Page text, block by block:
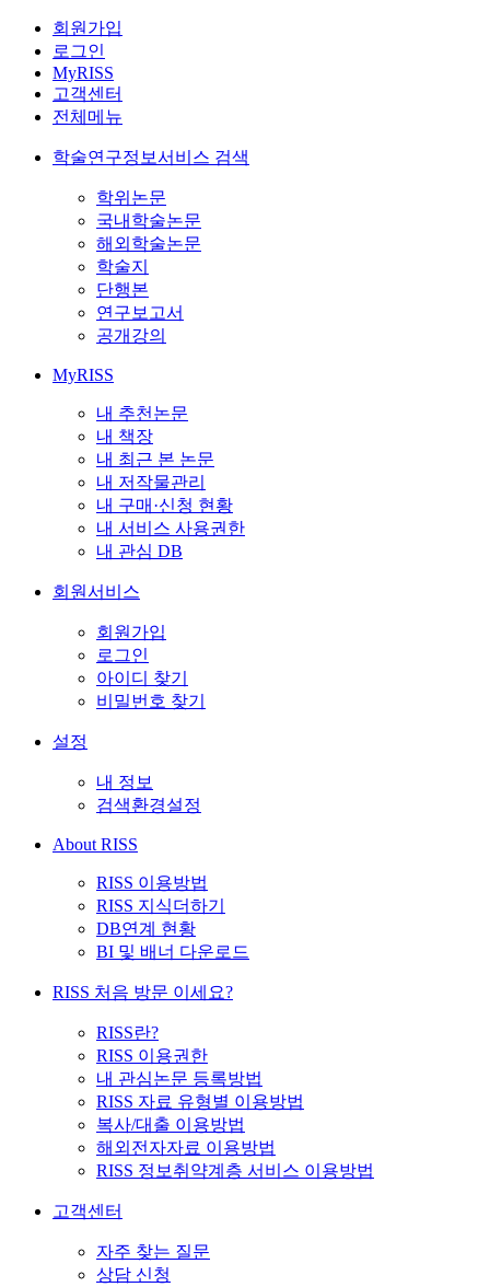
회원가입
로그인
MyRISS
고객센터
전체메뉴
학술연구정보서비스 검색
학위논문
국내학술논문
해외학술논문
학술지
단행본
연구보고서
공개강의
MyRISS
내 추천논문
내 책장
내 최근 본 논문
내 저작물관리
내 구매·신청 현황
내 서비스 사용권한
내 관심 DB
회원서비스
회원가입
로그인
아이디 찾기
비밀번호 찾기
설정
내 정보
검색환경설정
About RISS
RISS 이용방법
RISS 지식더하기
DB연계 현황
BI 및 배너 다운로드
RISS 처음 방문 이세요?
RISS란?
RISS 이용권한
내 관심논문 등록방법
RISS 자료 유형별 이용방법
복사/대출 이용방법
해외전자자료 이용방법
RISS 정보취약계층 서비스 이용방법
고객센터
자주 찾는 질문
상담 신청